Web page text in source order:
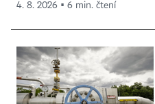
4. 8. 2026 ▪ 6 min. čtení